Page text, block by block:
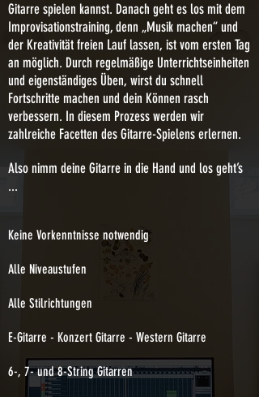
Gitarre spielen kannst. Danach geht es los mit dem
Improvisationstraining, denn „Musik machen“ und
der Kreativität freien Lauf lassen, ist vom ersten Tag
an möglich. Durch regelmäßige Unterrichtseinheiten
und eigenständiges Üben, wirst du schnell
Fortschritte machen und dein Können rasch
verbessern. In diesem Prozess werden wir
zahlreiche Facetten des Gitarre-Spielens erlernen.
Also nimm deine Gitarre in die Hand und los geht’s
...
Keine Vorkenntnisse notwendig
Alle Niveaustufen
Alle Stilrichtungen
E-Gitarre - Konzert Gitarre - Western Gitarre
6-, 7- und 8-String Gitarren